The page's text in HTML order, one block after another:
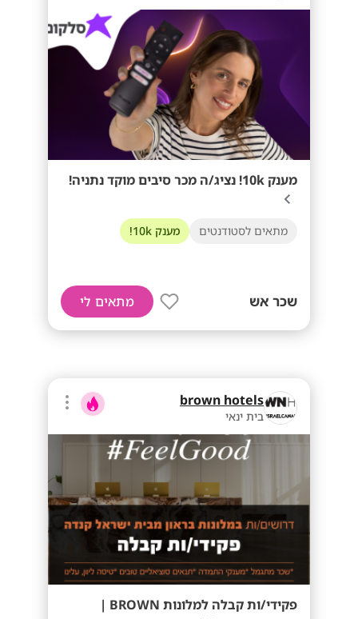
מענק 10k! נציג/ה מכר סיבים מוקד נתניה!
מתאים לסטודנטים מענק 10k!
שכר אש מתאים לי
brown hotels
בית ינאי
פקידי/ות קבלה למלונות BROWN |